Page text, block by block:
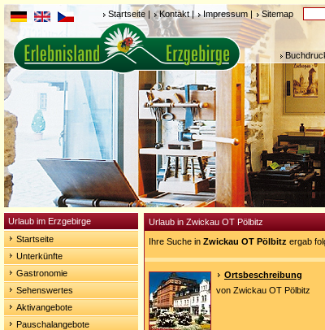
Startseite | Kontakt | Impressum | Sitemap
Urlaub im Erzgebirge
Startseite
Unterkünfte
Gastronomie
Sehenswertes
Aktivangebote
Pauschalangebote
Urlaub in Zwickau OT Pölbitz
Ihre Suche in Zwickau OT Pölbitz ergab
Ortsbeschreibung
von Zwickau OT Pölbitz